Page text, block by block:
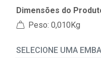
Dimensões do
Peso: 0,010Kg
SELECIONE UMA